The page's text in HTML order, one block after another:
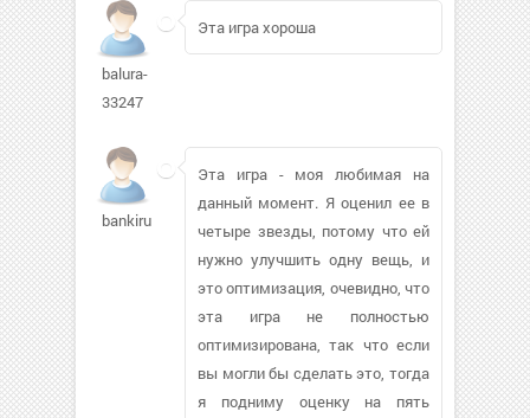
balura-
33247
Эта игра хороша
bankirul664
Эта игра - моя любимая на
данный момент. Я оценил ее в
четыре звезды, потому что ей
нужно улучшить одну вещь, и
это оптимизация, очевидно, что
эта игра не полностью
оптимизирована, так что если
вы могли бы сделать это, тогда
я подниму оценку на пять